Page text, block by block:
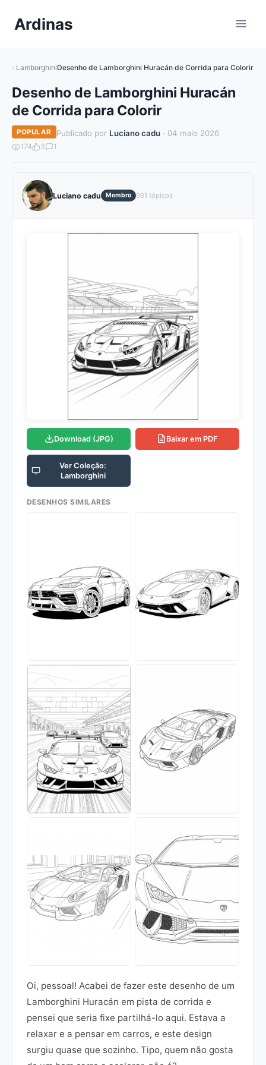
paraArdinas
LamborghiniDesenho de Lamborghini Huracán de Corrida para Colorir
Desenho de Lamborghini Huracán
de Corrida para Colorir
POPULAR Publicado por Luciano cadu· 04 maio 2026
174 3 1
Luciano cadu Membro 961 tópicos
Download (JPG) Baixar em PDF
Ver Coleção:
Lamborghini
DESENHOS SIMILARES
Oi, pessoal! Acabei de fazer este desenho de um
Lamborghini Huracán em pista de corrida e
pensei que seria fixe partilhá-lo aqui. Estava a
relaxar e a pensar em carros, e este design
surgiu quase que sozinho. Tipo, quem não gosta